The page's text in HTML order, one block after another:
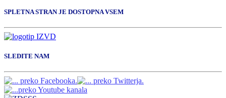
SPLETNA STRAN JE DOSTOPNA VSEM
SLEDITE NAM